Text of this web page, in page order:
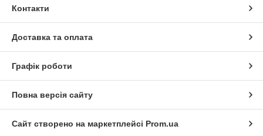
Контакти
Доставка та оплата
Графік роботи
Повна версія сайту
Сайт створено на маркетплейсі Prom.ua